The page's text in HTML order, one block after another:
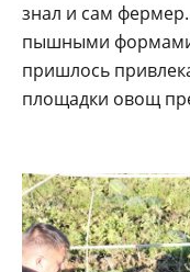
знал и сам
пышными формами
пришлось
площадки овощ